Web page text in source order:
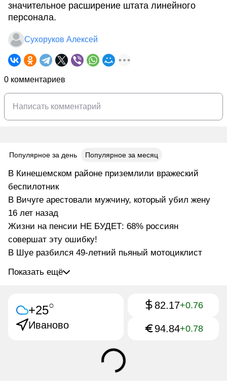
значительное расширение штата линейного
персонала.
Сухоруков Алексей
0 комментариев
Популярное за день Популярное за месяц
В Кинешемском районе приземлили вражеский
беспилотник
В Вичуге арестовали мужчину, который убил жену
16 лет назад
Жизни на пенсии НЕ БУДЕТ: 68% россиян
совершат эту ошибку!
В Шуе разбился 49-летний пьяный мотоциклист
Показать ещё
+25○
Иваново
82.17+0.76
94.84+0.78